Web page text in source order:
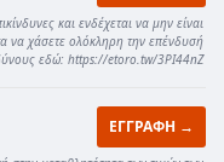
και ενδέχεται να μην είναι
να χάσετε ολόκληρη την επένδυσή
εδώ: https://etoro.tw/3PI44nZ
ΕΓΓΡΑΦΗ →